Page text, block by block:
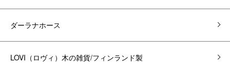
ダーラナホース
LOVI（ロヴィ）木の雑貨/フィンランド製